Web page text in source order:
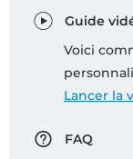
Guide
Voici
Lancer la
FAQ